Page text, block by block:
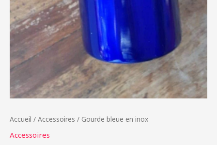
Accueil / Accessoires / Gourde bleue en inox
Accessoires